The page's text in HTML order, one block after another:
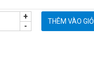
-
+ THÊM VÀO GIỎ